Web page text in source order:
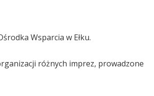
Wsparcia w Ełku.
różnych imprez, prowadzone